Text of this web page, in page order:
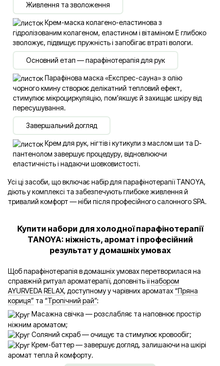
Живлення та зволоження
Крем-маска колагено-еластинова з
гідролізованим колагеном, еластином і вітаміном E глибоко
зволожує, підвищує пружність і запобігає втраті вологи.
Основний етап — парафінотерапія для рук
Парафінова маска «Експрес-сауна» з олію
чорного кмину створює делікатний тепловий ефект,
стимулює мікроциркуляцію, пом’якшує й захищає шкіру від
пересушування.
Завершальний догляд
Крем для рук, нігтів і кутикули з маслом ши та D-
пантенолом завершує процедуру, відновлюючи
еластичність і надаючи шовковистості.
Усі ці засоби, що включає набір для парафінотерапії TANOYA,
діють у комплексі та забезпечують глибоке живлення й
тривалий комфорт — ніби після професійного салонного SPA.
Купити набори для холодної парафінотерапії
TANOYA: ніжність, аромат і професійний
результат у домашніх умовах
Щоб парафінотерапія в домашніх умовах перетворилася на
справжній ритуал ароматерапії, доповніть їїнабором
AYURVEDA RELAX, доступному у чарівних ароматах“Пряна
кориця” та “Тропічний рай”:
Масажна свічка — розслабляє та наповнює простір
ніжним ароматом;
Соляний скраб — очищує та стимулює кровообіг;
Крем-баттер — завершує догляд, залишаючи на шкірі
аромат тепла й комфорту.